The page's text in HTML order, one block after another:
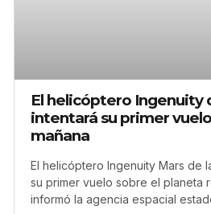
El helicóptero Ingenuity
intentará su primer
mañana
El helicóptero Ingenuity Mars de
su primer vuelo sobre el planeta
informó la agencia espacial